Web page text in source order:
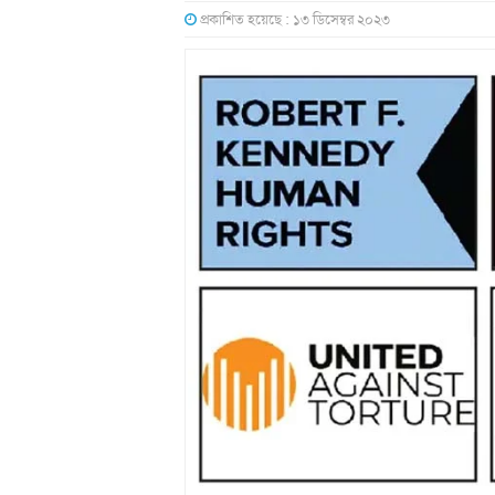
প্রকাশিত হয়েছে : ১৩ ডিসেম্বর ২০২৩